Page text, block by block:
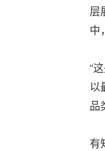
层
中
“
以
品
有